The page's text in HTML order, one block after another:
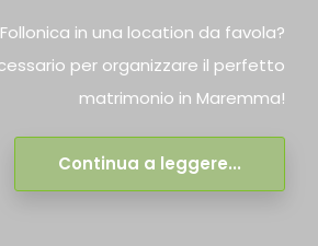
in una location da favola?
per organizzare il perfetto
matrimonio in Maremma!
Continua a leggere...